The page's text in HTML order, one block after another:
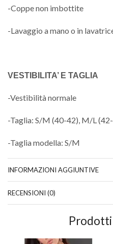
-Coppe non imbottite
-Lavaggio a mano o in
VESTIBILITA’ E TAGLIA
-Vestibilità normale
-Taglia: S/M (40-42), M/L
-Taglia modella: S/M
INFORMAZIONI AGGIUNTIVE
RECENSIONI (0)